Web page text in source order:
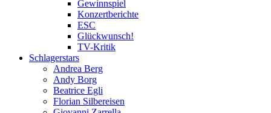
Gewinnspiel
Konzertberichte
ESC
Glückwunsch!
TV-Kritik
Schlagerstars
Andrea Berg
Andy Borg
Beatrice Egli
Florian Silbereisen